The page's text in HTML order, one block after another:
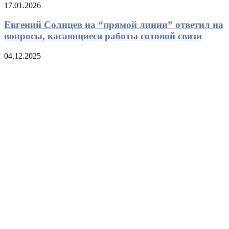
17.01.2026
Евгений Солнцев на “прямой линии” ответил на
вопросы, касающиеся работы сотовой связи
04.12.2025